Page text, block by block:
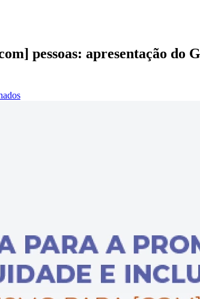
pessoas: apresentação do